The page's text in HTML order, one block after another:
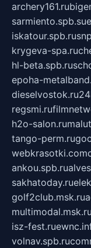
archery161.ru
sarmiento.spb.su
iskatour.spb.ru
krygeva-spa.ru
hl-beta.spb.ru
epoha-
dieselvostok.ru
regsmi.ru
h2o-salon.ru
tango-perm.ru
webkrasotki.com
ankou.spb.ru
sakhatoday.ru
golf2club.msk.ru
multimodal.msk.ru
isz-fest.ru
volnav.spb.ru